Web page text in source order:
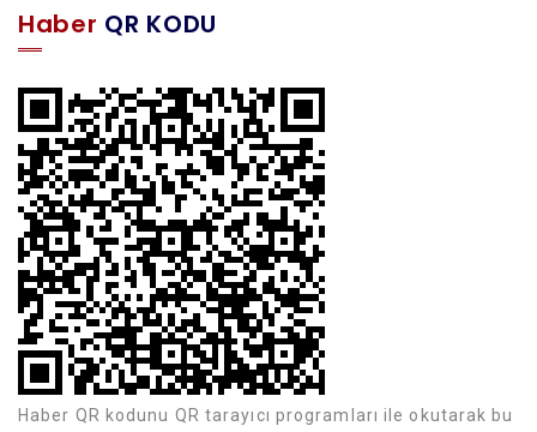
Haber QR KODU
Haber QR kodunu QR tarayıcı programları ile okutarak bu